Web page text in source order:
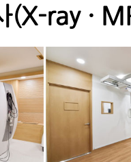
(X-ray ·